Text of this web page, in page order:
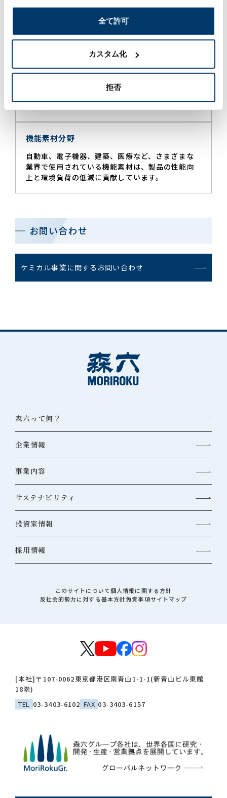
全て許可
カスタム化
拒否
化学品の製造受託（五興化成工業）
染料合成・臭素化反応で培ってきた技術を生かし
て、ファインケミカル分野で事業を展開していま
ファインケミカル分野
機能素材分野
自動車、電子機器、建築、医療など、さまざまな
業界で使用されている機能素材は、製品の性能向
上と環境負荷の低減に貢献しています。
お問い合わせ
ケミカル事業に関するお問い合わせ
[本社] 〒107-0062東京都港区南青山1-1-1(新青山ビル東館
18階)
TEL 03-3403-6102 FAX 03-3403-6157
森六って何？
企業情報
事業内容
サステナビリティ
投資家情報
採用情報
このサイトについて個人情報に関する方針
反社会的勢力に対する基本方針免責事項サイトマップ